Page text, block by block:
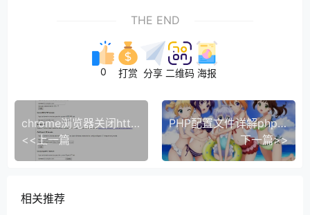
THE END
0 打赏 分享 二维码 海报
chrome浏览器关闭http强制调转https问题解决-亲测有效
<<上一篇
PHP配置文件详解php.ini
下一篇>>
相关推荐